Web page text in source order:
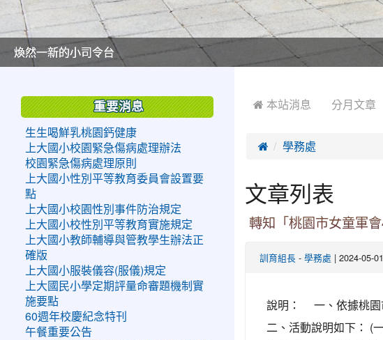
美麗的操場是我們活力的來源
美麗的操場是我們活力的來源
煥然一新的小司令台
煥然一新的小司令台
富含桃園埤塘田園風光意象的中廊
富含桃園埤塘田園風光意象的中廊
嶄新的中庭廣場
嶄新的中庭廣場
水生池生生不息
水生池生生不息
 本站消息 分月文章
 學務處
文章列表
轉知「桃園市女童軍
訓育組長 - 學務處 | 2024-05-
說明： 一、依據桃園
二、活動說明如下： (
重要消息
生生喝鮮乳桃園鈣健康
上大國小校園緊急傷病處理辦法
校園緊急傷病處理原則
上大國小性別平等教育委員會設置要
點
上大國小校園性別事件防治規定
上大國小校性別平等教育實施規定
上大國小教師輔導與管教學生辦法正
確版
上大國小服裝儀容(服儀)規定
上大國民小學定期評量命審題機制實
施要點
60週年校慶紀念特刊
午餐重要公告